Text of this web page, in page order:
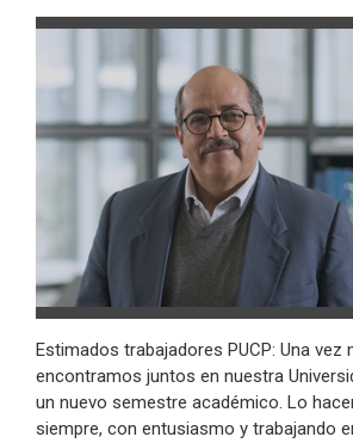
Estimados trabajadores PUCP: Una vez
encontramos juntos en nuestra
un nuevo semestre académico. Lo
siempre, con entusiasmo y trabajando